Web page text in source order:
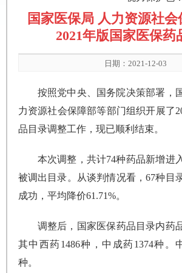
国家医保局 人力资源社
2021年版国家医保药
日期：2021-12-03
按照党中央、国务院决策部署，
力资源社会保障部等部门组织开展了
品目录调整工作，现已顺利结束。
本次调整，共计74种药品新增进
被调出目录。从谈判情况看，67种目
成功，平均降价61.71%。
调整后，国家医保药品目录内药
其中西药1486种，中成药1374种。
种。